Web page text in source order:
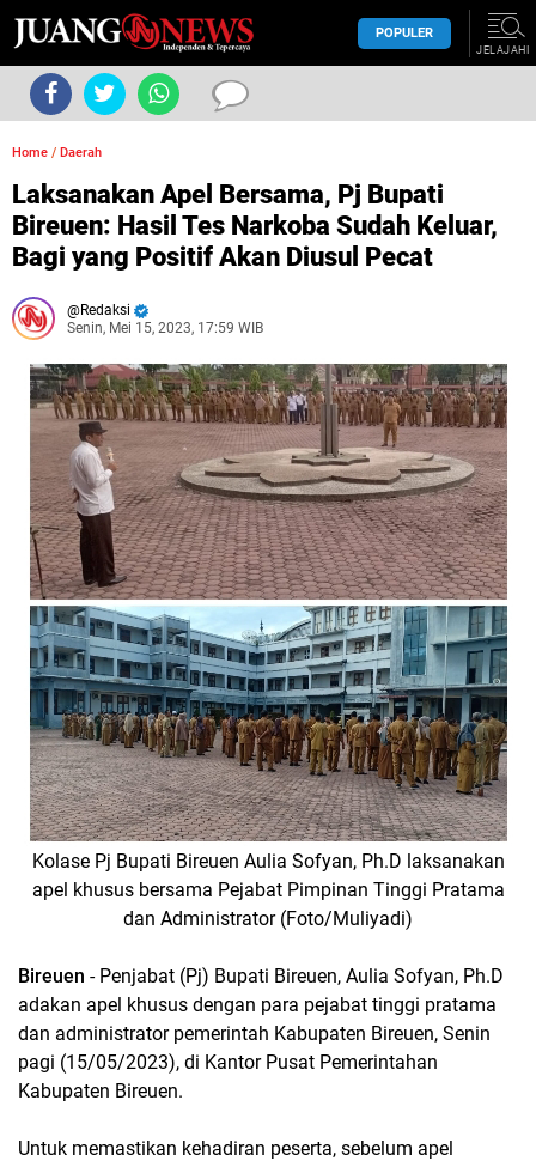
POPULER
JELAJAHI
Home / Daerah
Laksanakan Apel Bersama, Pj Bupati
Bireuen: Hasil Tes Narkoba Sudah Keluar,
Bagi yang Positif Akan Diusul Pecat
Redaksi
Senin, Mei 15, 2023, 17:59 WIB
Kolase Pj Bupati Bireuen Aulia Sofyan, Ph.D laksanakan
apel khusus bersama Pejabat Pimpinan Tinggi Pratama
dan Administrator (Foto/Muliyadi)
Bireuen - Penjabat (Pj) Bupati Bireuen, Aulia Sofyan, Ph.D
adakan apel khusus dengan para pejabat tinggi pratama
dan administrator pemerintah Kabupaten Bireuen, Senin
pagi (15/05/2023), di Kantor Pusat Pemerintahan
Kabupaten Bireuen.
Untuk memastikan kehadiran peserta, sebelum apel